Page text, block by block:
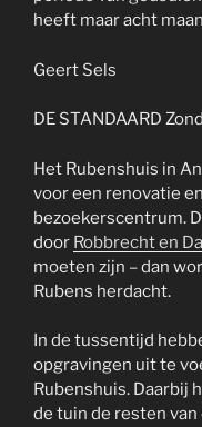
heeft maar acht
Geert Sels
DE STANDAARD
Het Rubenshuis in
voor een renovatie
bezoekerscentrum.
door Robbrecht en
moeten zijn – dan
Rubens herdacht.
In de tussentijd
opgravingen uit te
Rubenshuis. Daarbij
de tuin de resten